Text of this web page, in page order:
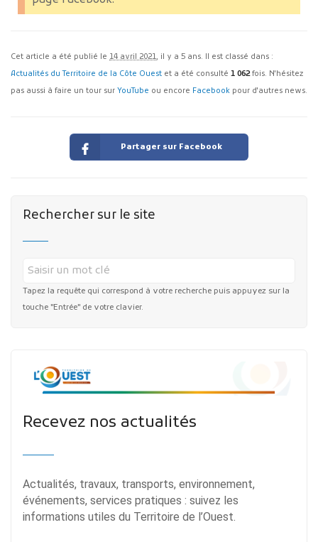
Cet article a été publié le 14 avril 2021, il y a 5 ans. Il est classé dans :
Actualités du Territoire de la Côte Ouest et a été consulté 1 062fois. N'hésitez
pas aussi à faire un tour sur YouTube ou encore Facebook pour d'autres news.
Partager sur Facebook
Rechercher sur le site
Tapez la requête qui correspond à votre recherche puis appuyez sur la
touche "Entrée" de votre clavier.
Recevez nos actualités
Actualités, travaux, transports, environnement,
événements, services pratiques : suivez les
informations utiles du Territoire de l’Ouest.